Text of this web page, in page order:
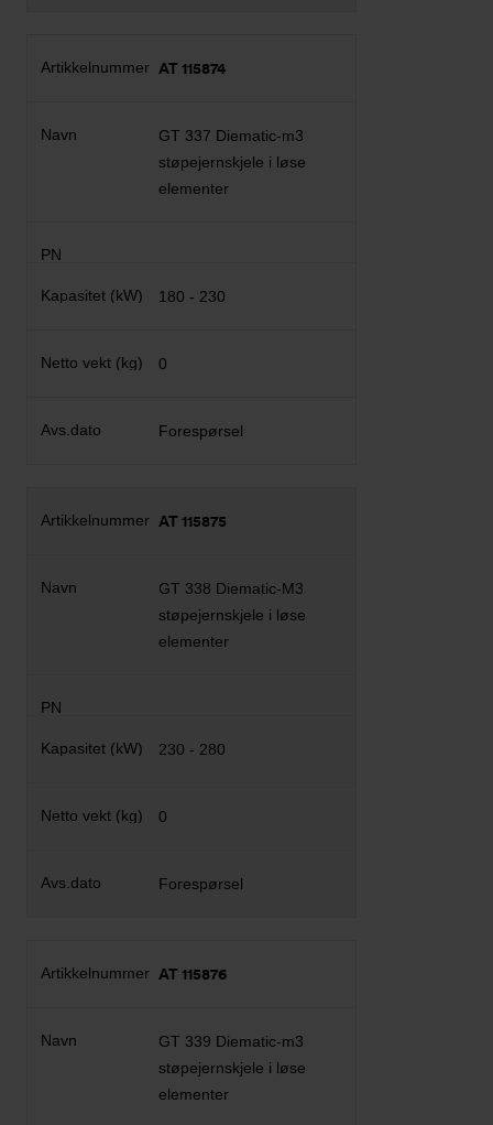
AT 115874
GT 337 Diematic-m3
støpejernskjele i løse
elementer
180 - 230
0
Forespørsel
AT 115875
GT 338 Diematic-M3
støpejernskjele i løse
elementer
230 - 280
0
Forespørsel
AT 115876
GT 339 Diematic-m3
støpejernskjele i løse
elementer